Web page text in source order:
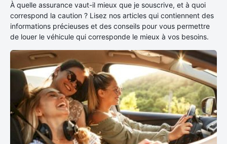
À quelle assurance vaut-il mieux que je souscrive, et à quoi
correspond la caution ? Lisez nos articles qui contiennent des
informations précieuses et des conseils pour vous permettre
de louer le véhicule qui corresponde le mieux à vos besoins.